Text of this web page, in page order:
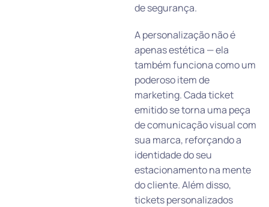
de segurança.
A personalização não é
apenas estética — ela
também funciona como um
poderoso item de
marketing. Cada ticket
emitido se torna uma peça
de comunicação visual com
sua marca, reforçando a
identidade do seu
estacionamento na mente
do cliente. Além disso,
tickets personalizados